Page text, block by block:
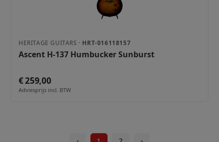
HERITAGE GUITARS · HRT-016118157
Ascent H-137 Humbucker Sunburst
€ 259,00
Adviesprijs incl. BTW